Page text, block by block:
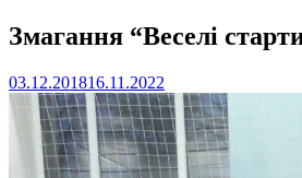
Змагання “Веселі
03.12.201816.11.2022